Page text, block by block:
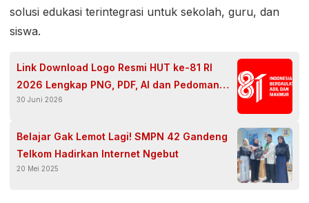
solusi edukasi terintegrasi untuk sekolah, guru, dan
siswa.
Link Download Logo Resmi HUT ke-81 RI
2026 Lengkap PNG, PDF, AI dan Pedoman
Penggunaan
30 Juni 2026
Belajar Gak Lemot Lagi! SMPN 42 Gandeng
Telkom Hadirkan Internet Ngebut
20 Mei 2025